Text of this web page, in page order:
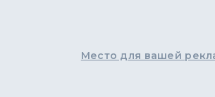
Место для вашей